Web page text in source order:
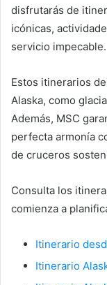
disfrutarás de
icónicas,
servicio impecable.
Estos itinerarios
Alaska, como
Además, MSC
perfecta armonía
de cruceros
Consulta los
comienza a
Itinerario
Itinerario